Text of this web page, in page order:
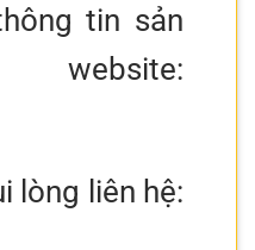
tin sản
lòng liên hệ: